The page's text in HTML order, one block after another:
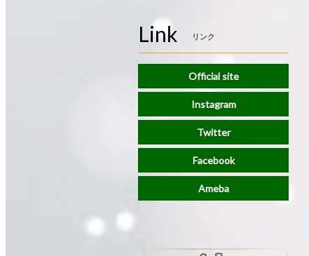
Link リンク
Official site
Instagram
Twitter
Facebook
Ameba